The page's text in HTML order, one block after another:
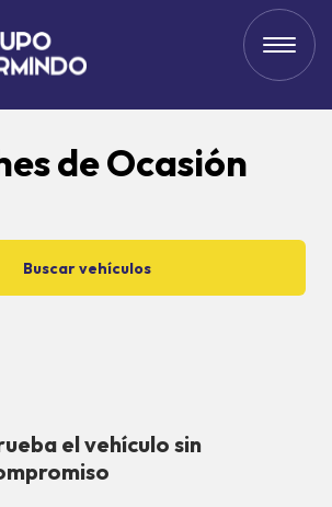
de Ocasión
Buscar vehículos
el vehículo sin